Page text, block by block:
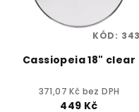
Cassiopeia 18" clear
371,07 Kč bez DPH
449 Kč
KÓD: